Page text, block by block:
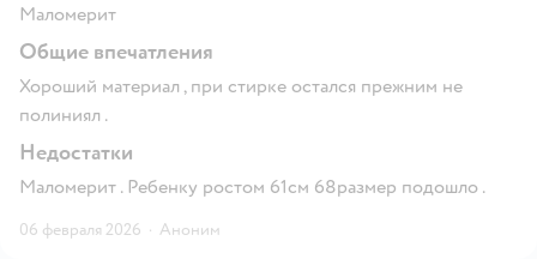
Маломерит
Общие впечатления
Хороший материал , при стирке остался прежним не
полиниял .
Недостатки
Маломерит . Ребенку ростом 61см 68размер подошло .
06 февраля 2026 · Аноним